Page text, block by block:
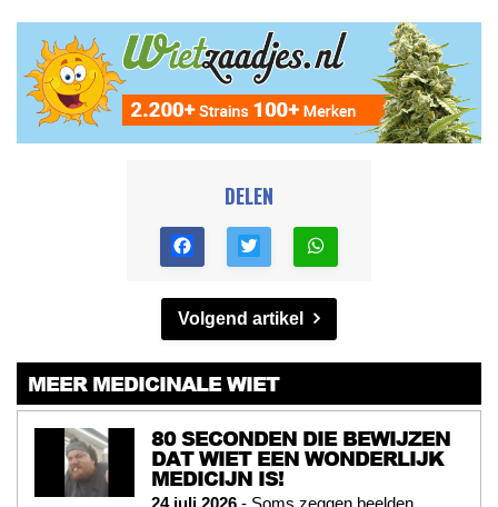
DELEN
Volgend artikel
MEER MEDICINALE WIET
80 SECONDEN DIE BEWIJZEN
DAT WIET EEN WONDERLIJK
MEDICIJN IS!
24 juli 2026 - Soms zeggen beelden